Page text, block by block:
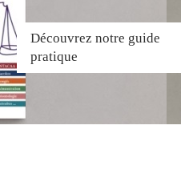
Découvrez notre guide
pratique